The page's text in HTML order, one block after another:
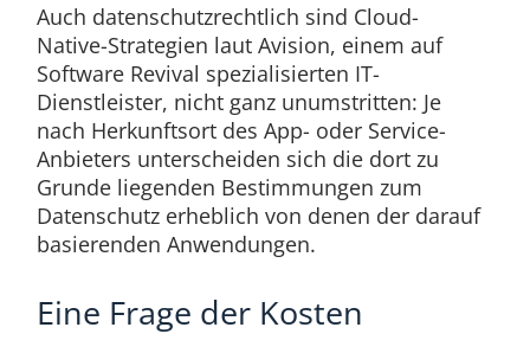
Auch datenschutzrechtlich sind Cloud-
Native-Strategien laut Avision, einem auf
Software Revival spezialisierten IT-
Dienstleister, nicht ganz unumstritten: Je
nach Herkunftsort des App- oder Service-
Anbieters unterscheiden sich die dort zu
Grunde liegenden Bestimmungen zum
Datenschutz erheblich von denen der darauf
basierenden Anwendungen.
Eine Frage der Kosten